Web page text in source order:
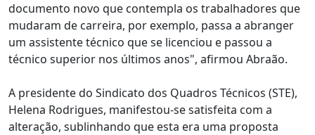
documento novo que contempla os trabalhadores que
mudaram de carreira, por exemplo, passa a abranger
um assistente técnico que se licenciou e passou a
técnico superior nos últimos anos", afirmou Abraão.
A presidente do Sindicato dos Quadros Técnicos (STE),
Helena Rodrigues, manifestou-se satisfeita com a
alteração, sublinhando que esta era uma proposta